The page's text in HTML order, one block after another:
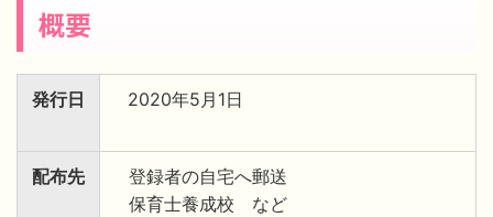
概要
発行日 2020年5月1日
配布先
登録者の自宅へ郵送
保育士養成校 など